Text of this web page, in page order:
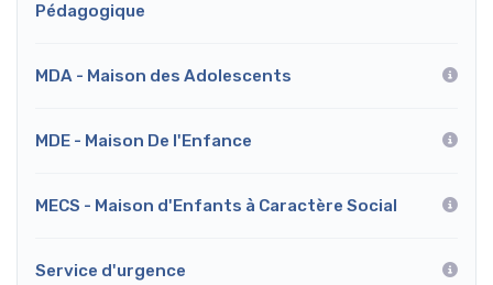
Pédagogique
MDA - Maison des Adolescents
MDE - Maison De l'Enfance
MECS - Maison d'Enfants à Caractère Social
Service d'urgence